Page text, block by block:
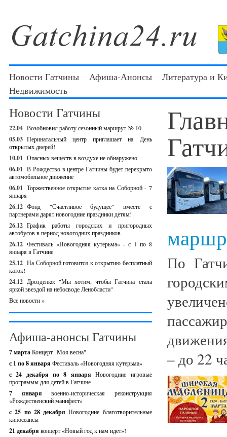
Новости Гатчины Афиша-Анонсы
Литература и
Недвижимость
Новости Гатчины
22.04 Возобновил работу сезонный маршрут № 10
05.03 Перинатальный центр приглашает на День
открытых дверей!
10.01 Опасных веществ в воздухе не обнаружено
06.01 В Рождество в центре Гатчины будет перекрыто
автомобильное движение
06.01 Торжественное открытие катка на Соборной - 7
января
26.12 Фонд "Счастливое будущее" вместе с
партнерами дарят новогодние праздники детям!
26.12 График работы городских и пригородных
автобусов в период новогодних праздников
26.12 Фестиваль «Новогодняя кутерьма» - с 1 по 8
января в Гатчине
25.12 На Соборной готовится к открытию бесплатный
каток!
24.12 Дрозденко: "Мы хотим, чтобы Гатчина стала
яркой звездой на небосводе Ленобласти"
Все новости »
Афиша-анонсы Гатчины
7 мартаКонцерт "Моя весна"
с 1 по 8 января Фестиваль «Новогодняя кутерьма»
с 24 декабря по 8 январяНовогодние игровые
программы для детей в Гатчине
7 январявоенно-историческая реконструкция
«Рождественский манифест»
c 25 по 28 декабряНовогодние благотворительные
киносеансы
21 декабря концерт «Новый год к нам идет»!
По
– до 22